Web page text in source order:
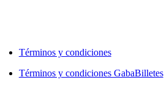
Términos y condiciones
Términos y condiciones GabaBilletes